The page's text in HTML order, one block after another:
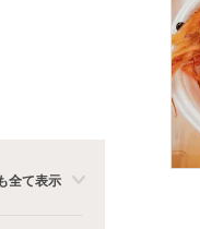
全て表示